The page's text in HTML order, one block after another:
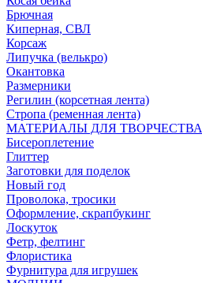
Брючная
Киперная, СВЛ
Корсаж
Липучка (велькро)
Окантовка
Размерники
Регилин (корсетная лента)
Стропа (ременная лента)
МАТЕРИАЛЫ ДЛЯ ТВОРЧЕСТВА
Бисероплетение
Глиттер
Заготовки для поделок
Новый год
Проволока, тросики
Оформление, скрапбукинг
Лоскуток
Фетр, фелтинг
Флористика
Фурнитура для игрушек